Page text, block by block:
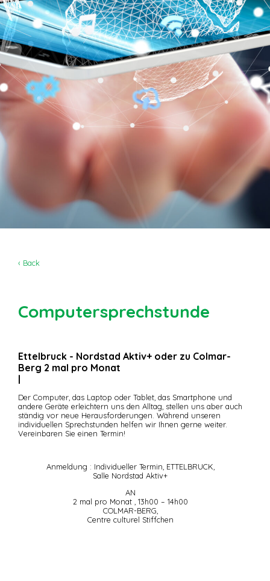
‹ Back
Computersprechstunde
Ettelbruck - Nordstad Aktiv+ oder zu Colmar-
Berg 2 mal pro Monat
|
Der Computer, das Laptop oder Tablet, das Smartphone und
andere Geräte erleichtern uns den Alltag, stellen uns aber auch
ständig vor neue Herausforderungen. Während unseren
individuellen Sprechstunden helfen wir Ihnen gerne weiter.
Vereinbaren Sie einen Termin!
Anmeldung : Individueller Termin, ETTELBRUCK,
Salle Nordstad Aktiv+
AN
2 mal pro Monat , 13h00 – 14h00
COLMAR-BERG,
Centre culturel Stiffchen